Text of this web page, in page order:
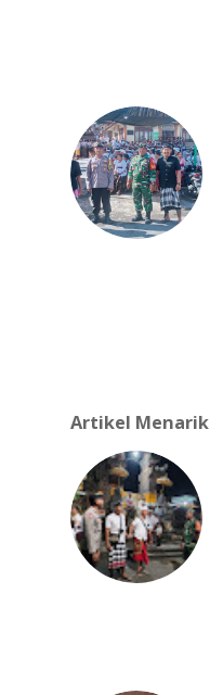
Artikel Menarik